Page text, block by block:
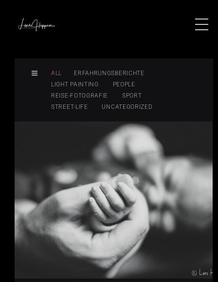
ALL
ERFAHRUNGSBERICHTE
LIGHT PAINTING
PEOPLE
REISE-FOTOGRAFIE
SPORT
STREET-LIFE
UNCATEGORIZED